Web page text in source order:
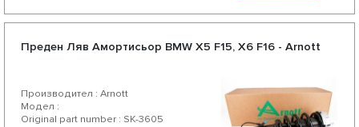
Преден Ляв Амортисьор BMW X5 F15, X6 F16 - Arnott
Производител : Arnott
Модел :
Original part number : SK-3605